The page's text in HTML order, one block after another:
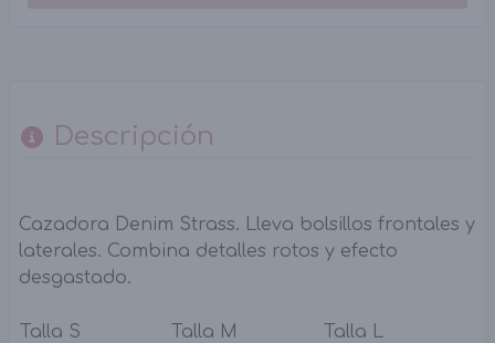
Descripción
Cazadora Denim Strass. Lleva bolsillos frontales y
laterales. Combina detalles rotos y efecto
desgastado.
Talla S Talla M
Talla L